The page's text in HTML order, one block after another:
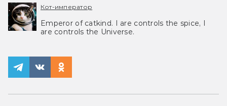
Кот-император
Emperor of catkind. I are controls the spice, I
are controls the Universe.